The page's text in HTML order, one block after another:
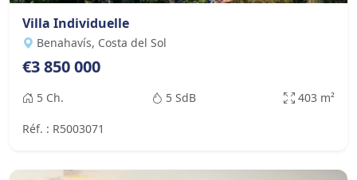
Villa Individuelle
Benahavís, Costa del Sol
€3 850 000
5 Ch. 5 SdB 403 m²
Réf. : R5003071